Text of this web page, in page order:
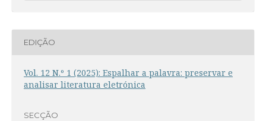
EDIÇÃO
Vol. 12 N.º 1 (2025): Espalhar a palavra: preservar e
analisar literatura eletrónica
SECÇÃO